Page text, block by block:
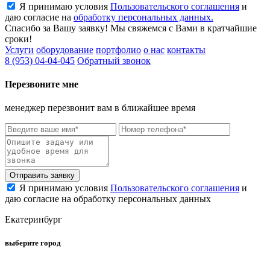
Я принимаю условия Пользовательского соглашения и
даю согласие на обработку персональных данных.
Спасибо за Вашу заявку! Мы свяжемся с Вами в кратчайшие
сроки!
Услуги оборудование портфолио о нас контакты
8 (953) 04-04-045 Обратный звонок
Перезвоните мне
менеджер перезвонит вам в ближайшее время
Отправить заявку
Я принимаю условия Пользовательского соглашения и
даю согласие на обработку персональных данных
Екатеринбург
выберите город